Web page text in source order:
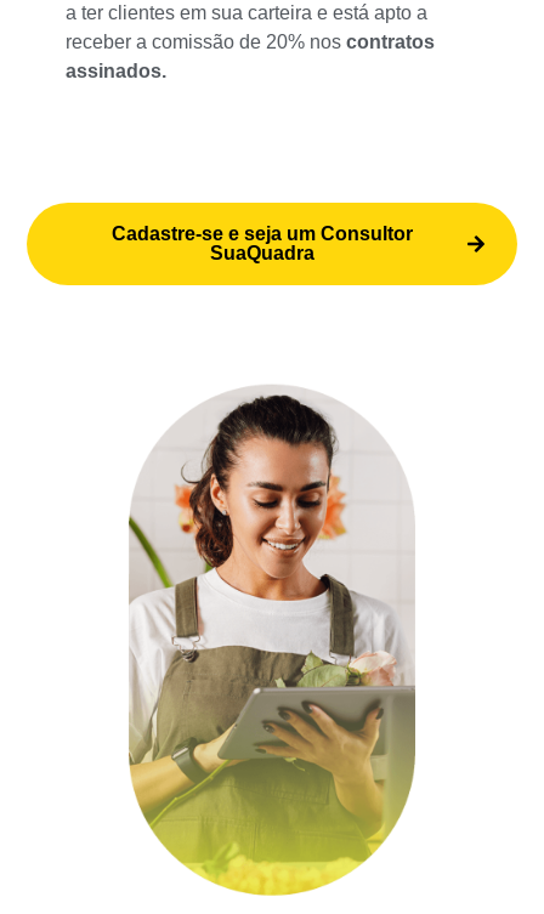
a ter clientes em sua carteira e está apto a
receber a comissão de 20% noscontratos
assinados.
Cadastre-se e seja um Consultor
SuaQuadra